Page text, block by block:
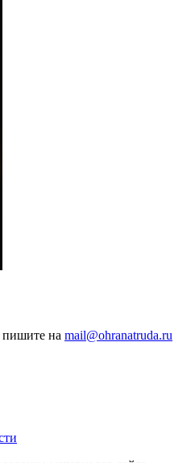
пишите на mail@ohranatruda.ru